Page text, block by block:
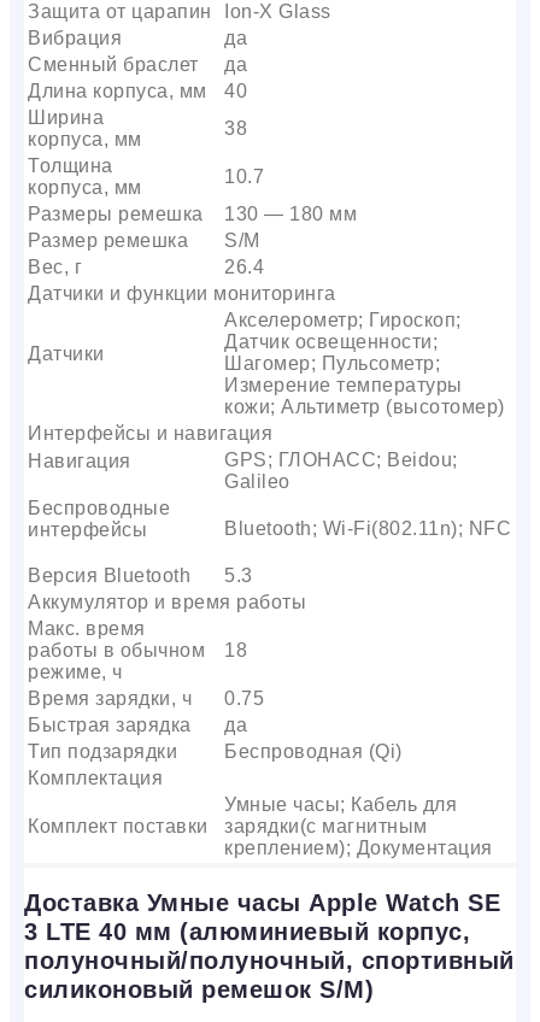
Защита от царапин
Ion-X Glass
Вибрация
да
Сменный браслет
да
Длина корпуса, мм
40
Ширина
корпуса, мм
38
Толщина
корпуса, мм
10.7
Размеры ремешка
130 — 180 мм
Размер ремешка
S/M
Вес, г
26.4
Датчики и функции мониторинга
Датчики
Акселерометр; Гироскоп;
Датчик освещенности;
Шагомер; Пульсометр;
Измерение температуры
кожи; Альтиметр (высотомер)
Интерфейсы и навигация
Навигация
GPS; ГЛОНАСС; Beidou;
Galileo
Беспроводные
интерфейсы
Bluetooth; Wi-Fi(802.11n); NFC
Версия Bluetooth
5.3
Аккумулятор и время работы
Макс. время
работы в обычном
режиме, ч
18
Время зарядки, ч
0.75
Быстрая зарядка
да
Тип подзарядки
Беспроводная (Qi)
Комплектация
Комплект поставки
Умные часы; Кабель для
зарядки(с магнитным
креплением); Документация
Доставка Умные часы Apple Watch SE
3 LTE 40 мм (алюминиевый корпус,
полуночный/полуночный, спортивный
силиконовый ремешок S/M)